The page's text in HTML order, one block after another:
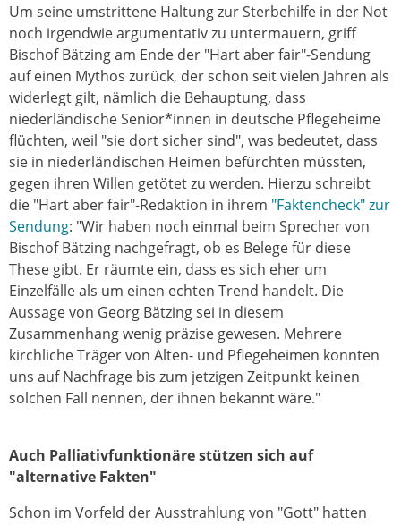
Um seine umstrittene Haltung zur Sterbehilfe in der Not
noch irgendwie argumentativ zu untermauern, griff
Bischof Bätzing am Ende der "Hart aber fair"-Sendung
auf einen Mythos zurück, der schon seit vielen Jahren als
widerlegt gilt, nämlich die Behauptung, dass
niederländische Senior*innen in deutsche Pflegeheime
flüchten, weil "sie dort sicher sind", was bedeutet, dass
sie in niederländischen Heimen befürchten müssten,
gegen ihren Willen getötet zu werden. Hierzu schreibt
die "Hart aber fair"-Redaktion in ihrem "Faktencheck" zur
Sendung: "Wir haben noch einmal beim Sprecher von
Bischof Bätzing nachgefragt, ob es Belege für diese
These gibt. Er räumte ein, dass es sich eher um
Einzelfälle als um einen echten Trend handelt. Die
Aussage von Georg Bätzing sei in diesem
Zusammenhang wenig präzise gewesen. Mehrere
kirchliche Träger von Alten- und Pflegeheimen konnten
uns auf Nachfrage bis zum jetzigen Zeitpunkt keinen
solchen Fall nennen, der ihnen bekannt wäre."
Auch Palliativfunktionäre stützen sich auf
"alternative Fakten"
Schon im Vorfeld der Ausstrahlung von "Gott" hatten